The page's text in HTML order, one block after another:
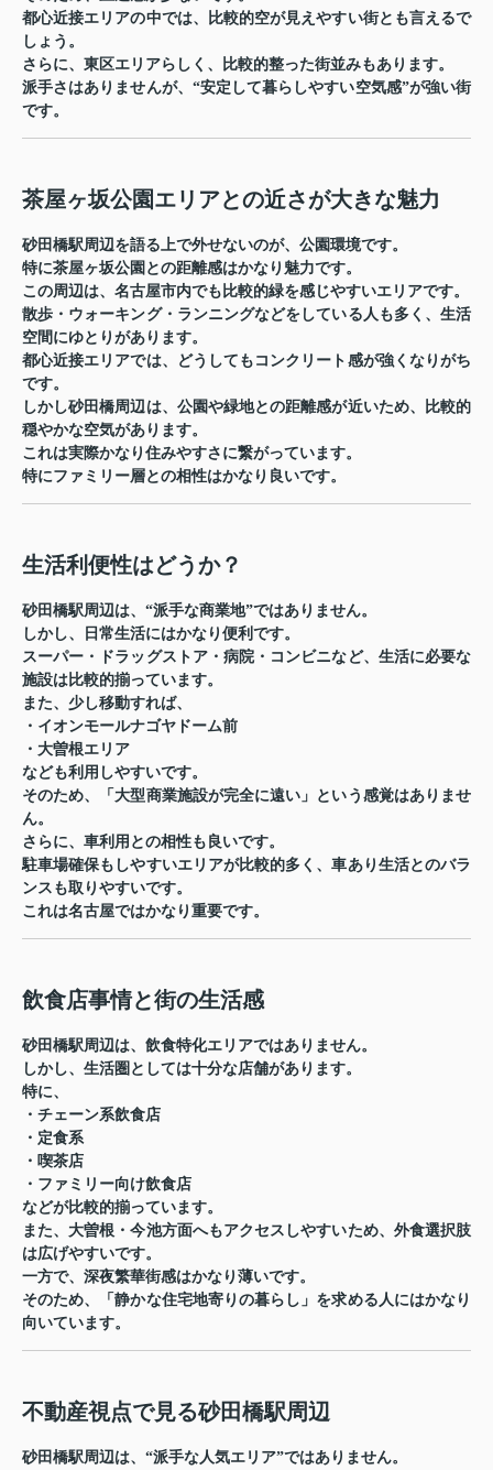
都心近接エリアの中では、比較的空が見えやすい街とも言えるで
しょう。
さらに、東区エリアらしく、比較的整った街並みもあります。
派手さはありませんが、“安定して暮らしやすい空気感”が強い街
です。
茶屋ヶ坂公園エリアとの近さが大きな魅力
砂田橋駅周辺を語る上で外せないのが、公園環境です。
特に茶屋ヶ坂公園 との距離感はかなり魅力です。
この周辺は、名古屋市内でも比較的緑を感じやすいエリアです。
散歩・ウォーキング・ランニングなどをしている人も多く、生活
空間にゆとりがあります。
都心近接エリアでは、どうしてもコンクリート感が強くなりがち
です。
しかし砂田橋周辺は、公園や緑地との距離感が近いため、比較的
穏やかな空気があります。
これは実際かなり住みやすさに繋がっています。
特にファミリー層との相性はかなり良いです。
生活利便性はどうか？
砂田橋駅周辺は、“派手な商業地”ではありません。
しかし、日常生活にはかなり便利です。
スーパー・ドラッグストア・病院・コンビニなど、生活に必要な
施設は比較的揃っています。
また、少し移動すれば、
・イオンモールナゴヤドーム前
・大曽根エリア
なども利用しやすいです。
そのため、「大型商業施設が完全に遠い」という感覚はありませ
ん。
さらに、車利用との相性も良いです。
駐車場確保もしやすいエリアが比較的多く、車あり生活とのバラ
ンスも取りやすいです。
これは名古屋ではかなり重要です。
飲食店事情と街の生活感
砂田橋駅周辺は、飲食特化エリアではありません。
しかし、生活圏としては十分な店舗があります。
特に、
・チェーン系飲食店
・定食系
・喫茶店
・ファミリー向け飲食店
などが比較的揃っています。
また、大曽根・今池方面へもアクセスしやすいため、外食選択肢
は広げやすいです。
一方で、深夜繁華街感はかなり薄いです。
そのため、「静かな住宅地寄りの暮らし」を求める人にはかなり
向いています。
不動産視点で見る砂田橋駅周辺
砂田橋駅周辺は、“派手な人気エリア”ではありません。